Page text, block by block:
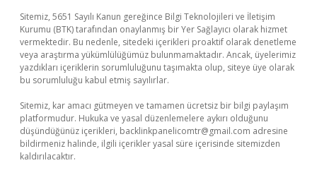
Sitemiz, 5651 Sayılı Kanun gereğince Bilgi Teknolojileri ve İletişim
Kurumu (BTK) tarafından onaylanmış bir Yer Sağlayıcı olarak hizmet
vermektedir. Bu nedenle, sitedeki içerikleri proaktif olarak denetleme
veya araştırma yükümlülüğümüz bulunmamaktadır. Ancak, üyelerimiz
yazdıkları içeriklerin sorumluluğunu taşımakta olup, siteye üye olarak
bu sorumluluğu kabul etmiş sayılırlar.
Sitemiz, kar amacı gütmeyen ve tamamen ücretsiz bir bilgi paylaşım
platformudur. Hukuka ve yasal düzenlemelere aykırı olduğunu
düşündüğünüz içerikleri, backlinkpanelicomtr@gmail.com adresine
bildirmeniz halinde, ilgili içerikler yasal süre içerisinde sitemizden
kaldırılacaktır.